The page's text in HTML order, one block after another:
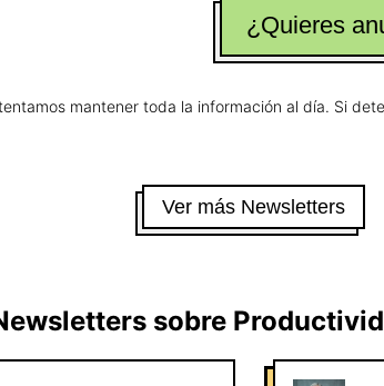
¿Quieres
mantener toda la información al día. Si
Ver más Newsletters
sobre